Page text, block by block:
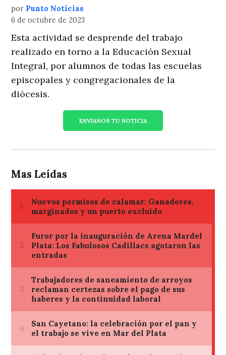
por Punto Noticias
6 de octubre de 2023
Esta actividad se desprende del trabajo
realizado en torno a la Educación Sexual
Integral, por alumnos de todas las escuelas
episcopales y congregacionales de la
diócesis.
ENVIANOS TU NOTICIA
Mas Leídas